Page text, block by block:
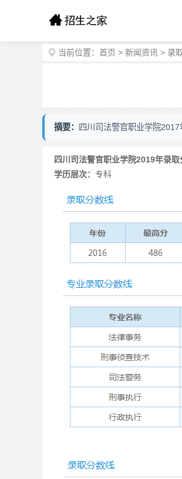
当前位置： 首页 > 新闻资讯 > 录
摘要： 四川司法警官职业学院
四川司法警官职业学院2019年录取
学历层次： 专科